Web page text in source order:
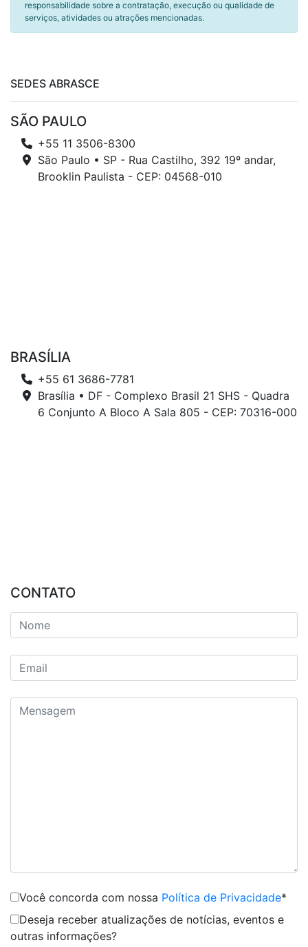
responsabilidade sobre a contratação, execução ou qualidade de
serviços, atividades ou atrações mencionadas.
SEDES ABRASCE
SÃO PAULO
+55 11 3506-8300
São Paulo • SP - Rua Castilho, 392 19º andar,
Brooklin Paulista - CEP: 04568-010
BRASÍLIA
+55 61 3686-7781
Brasília • DF - Complexo Brasil 21 SHS - Quadra
6 Conjunto A Bloco A Sala 805 - CEP: 70316-000
CONTATO
Você concorda com nossa Política de Privacidade*
Deseja receber atualizações de notícias, eventos e
outras informações?